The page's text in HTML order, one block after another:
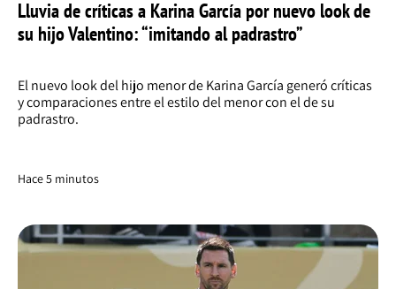
Lluvia de críticas a Karina García por nuevo look de
su hijo Valentino: “imitando al padrastro”
El nuevo look del hijo menor de Karina García generó críticas
y comparaciones entre el estilo del menor con el de su
padrastro.
Hace 5 minutos